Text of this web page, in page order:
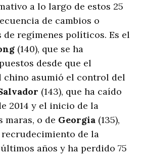
a lo largo de estos 25
de cambios o
regímenes políticos. Es el
(140), que se ha
desde que el
chino asumió el control del
(143), que ha caído
2014 y el inicio de la
maras, o de Georgia (135),
de la
años y ha perdido 75